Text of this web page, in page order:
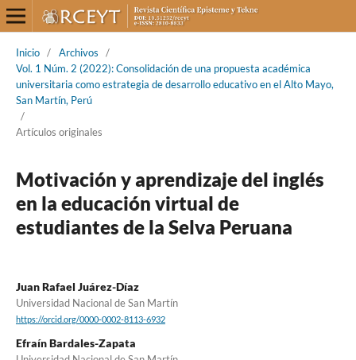
Inicio / Archivos
/
Vol. 1 Núm. 2 (2022): Consolidación de una propuesta académica
universitaria como estrategia de desarrollo educativo en el Alto Mayo,
San Martín, Perú
/
Artículos originales
Motivación y aprendizaje del inglés
en la educación virtual de
estudiantes de la Selva Peruana
Juan Rafael Juárez-Díaz
Universidad Nacional de San Martín
https://orcid.org/0000-0002-8113-6932
Efraín Bardales-Zapata